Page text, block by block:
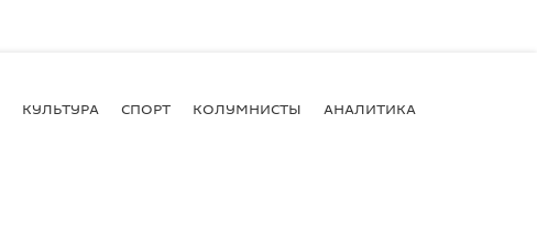
КУЛЬТУРА СПОРТ КОЛУМНИСТЫ АНАЛИТИКА